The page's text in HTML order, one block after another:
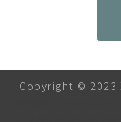
Copyright © 2023